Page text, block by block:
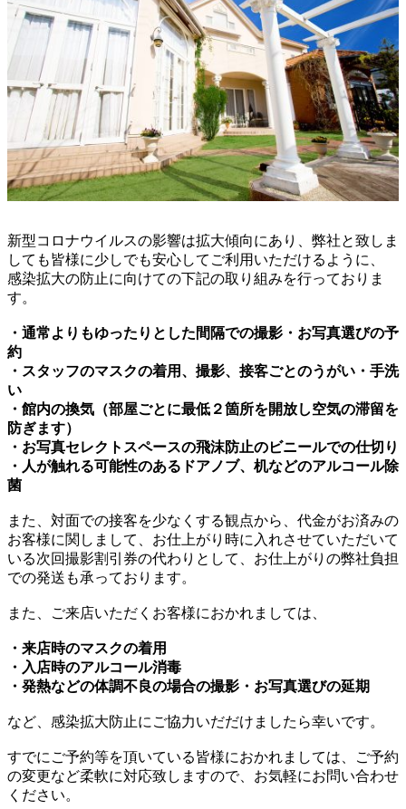
新型コロナウイルスの影響は拡大傾向にあり、弊社と致しま
しても皆様に少しでも安心してご利用いただけるように、
感染拡大の防止に向けての下記の取り組みを行っておりま
す。
・通常よりもゆったりとした間隔での撮影・お写真選びの予
約
・スタッフのマスクの着用、撮影、接客ごとのうがい・手洗
い
・館内の換気（部屋ごとに最低２箇所を開放し空気の滞留を
防ぎます）
・お写真セレクトスペースの飛沫防止のビニールでの仕切り
・人が触れる可能性のあるドアノブ、机などのアルコール除
菌
また、対面での接客を少なくする観点から、代金がお済みの
お客様に関しまして、お仕上がり時に入れさせていただいて
いる次回撮影割引券の代わりとして、お仕上がりの弊社負担
での発送も承っております。
また、ご来店いただくお客様におかれましては、
・来店時のマスクの着用
・入店時のアルコール消毒
・発熱などの体調不良の場合の撮影・お写真選びの延期
など、感染拡大防止にご協力いだだけましたら幸いです。
すでにご予約等を頂いている皆様におかれましては、ご予約
の変更など柔軟に対応致しますので、お気軽にお問い合わせ
ください。